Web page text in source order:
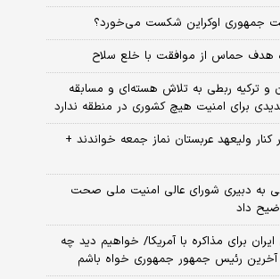
جمهوری اوکراین شکست می‌خورد؟
هدف حماس از موافقت با خلع سلاح
و ترکیه ربطی به تلاش هسته‌ای و مسابقه
برای امنیت هیچ کشوری در منطقه ندارد
ولیعهد عربستان نماز جمعه خواندند +
به دبیری شورای عالی امنیت ملی صحت
داد
ایران برای مذاکره با آمریکا/ خواهیم دید چه
رئیس‌ جمهور جمهوری خواه باشم